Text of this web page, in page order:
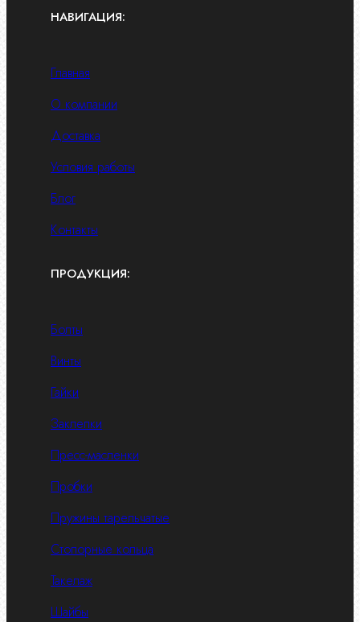
НАВИГАЦИЯ:
Главная
О компании
Доставка
Условия работы
Блог
Контакты
ПРОДУКЦИЯ:
Болты
Винты
Гайки
Заклепки
Пресс-масленки
Пробки
Пружины тарельчатые
Стопорные кольца
Такелаж
Шайбы